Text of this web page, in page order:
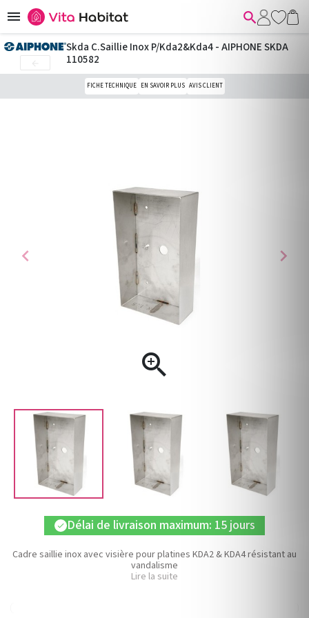
 
chevron_left

chevron_right
Skda C.Saillie Inox P/Kda2&Kda4 - AIPHONE SKDA
110582
FICHE TECHNIQUE EN SAVOIR PLUS AVIS CLIENT
check Délai de livraison maximum: 15 jours
Cadre saillie inox avec visière pour platines KDA2 & KDA4 résistant au
vandalisme
Lire la suite